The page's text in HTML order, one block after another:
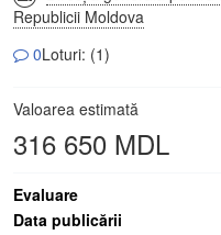
Republicii Moldova
0Loturi: (1)
Valoarea estimată
316 650 MDL
Evaluare
Data publicării